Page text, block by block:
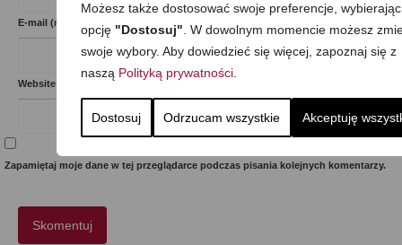
Możesz także dostosować swoje preferencje, wybierając
opcję "Dostosuj" . W dowolnym momencie możesz
swoje wybory. Aby dowiedzieć się więcej, zapoznaj się z
naszą Polityką prywatności.
Dostosuj Odrzucam wszystkie Akceptuję
E-mail (nie będzie opublikowany)
Website
Zapamiętaj moje dane w tej przeglądarce podczas pisania kolejnych komentarzy.